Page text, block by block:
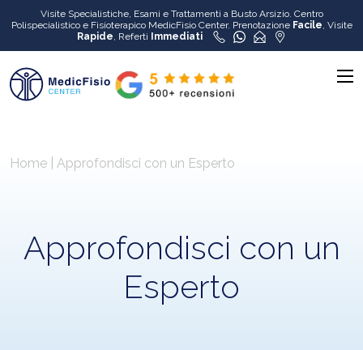
Visite Specialistiche, Esami e Trattamenti a Busto Arsizio. Centro
Polispecialistico e Fisioterapico MedicFisio Center. Prenotazione Facile, Visite
Rapide, Referti Immediati
Home Approfondisci con un Esperto
Approfondisci con un
Esperto